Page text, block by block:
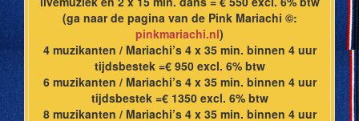
(ga naar de pagina van de Pink Mariachi ©:
pinkmariachi.nl)
4 muzikanten / Mariachi’s 4 x 35 min. binnen 4 uur
tijdsbestek =€ 950 excl. 6% btw
6 muzikanten / Mariachi’s 4 x 35 min. binnen 4 uur
tijdsbestek =€ 1350 excl. 6% btw
8 muzikanten / Mariachi’s 4 x 35 min. binnen 4 uur